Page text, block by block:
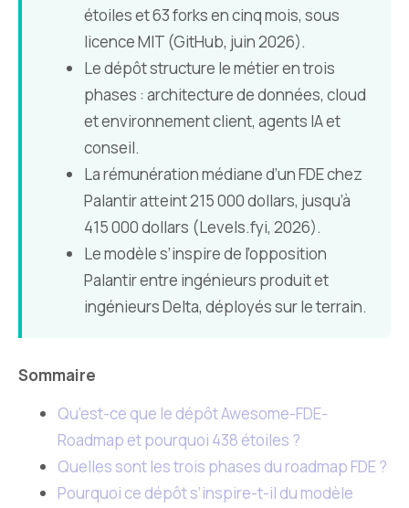
étoiles et 63 forks en cinq mois, sous
licence MIT (GitHub, juin 2026).
Le dépôt structure le métier en trois
phases : architecture de données, cloud
et environnement client, agents IA et
conseil.
La rémunération médiane d’un FDE chez
Palantir atteint 215 000 dollars, jusqu’à
415 000 dollars (Levels.fyi, 2026).
Le modèle s’inspire de l’opposition
Palantir entre ingénieurs produit et
ingénieurs Delta, déployés sur le terrain.
Sommaire
Qu’est-ce que le dépôt Awesome-FDE-
Roadmap et pourquoi 438 étoiles ?
Quelles sont les trois phases du roadmap FDE ?
Pourquoi ce dépôt s’inspire-t-il du modèle